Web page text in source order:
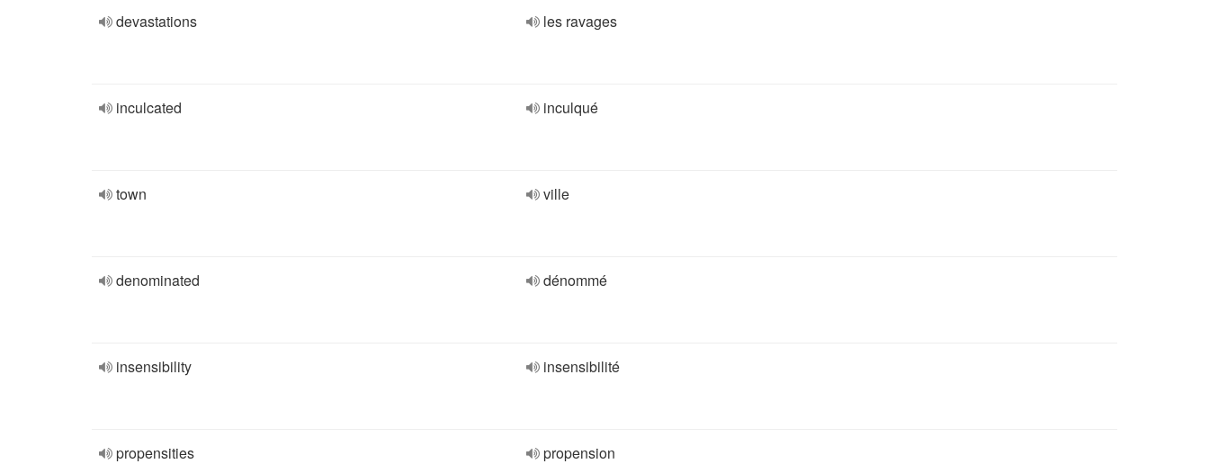
devastations les ravages
inculcated inculqué
town ville
denominated dénommé
insensibility insensibilité
propensities propension